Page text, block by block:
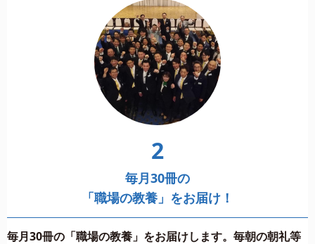
2
毎月30冊の
「職場の教養」をお届け！
毎月30冊の「職場の教養」をお届けします。毎朝の朝礼等